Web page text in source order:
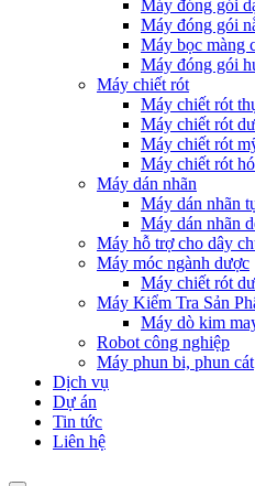
Máy đóng gói
Máy đóng gói
Máy bọc màng
Máy đóng gói
Máy chiết rót
Máy chiết rót
Máy chiết rót
Máy chiết rót
Máy chiết rót
Máy dán nhãn
Máy dán nhãn
Máy dán nhãn
Máy hỗ trợ cho dây
Máy móc ngành dược
Máy chiết rót
Máy Kiểm Tra Sản
Máy dò kim
Robot công nghiệp
Máy phun bi, phun cát
Dịch vụ
Dự án
Tin tức
Liên hệ